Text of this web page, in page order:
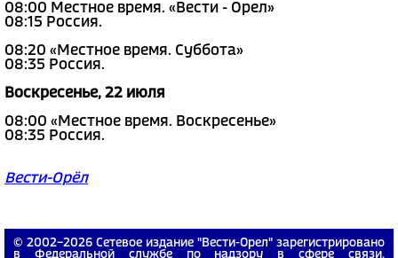
08:00 Местное время. «Вести - Орел»
08:15 Россия.
08:20 «Местное время. Суббота»
08:35 Россия.
Воскресенье, 22 июля
08:00 «Местное время. Воскресенье»
08:35 Россия.
Вести-Орёл
© 2002−2026 Сетевое издание "Вести-Орел" зарегистрировано
в Федеральной службе по надзору в сфере связи,